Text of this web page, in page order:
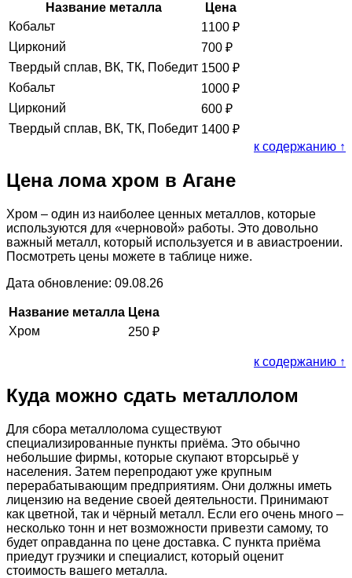
Название металла
Цена
Кобальт
1100 ₽
Цирконий
700 ₽
Твердый сплав, ВК, ТК, Победит 1500 ₽
Кобальт
1000 ₽
Цирконий
600 ₽
Твердый сплав, ВК, ТК, Победит 1400 ₽
к содержанию ↑
Цена лома хром в Агане
Хром – один из наиболее ценных металлов, которые
используются для «черновой» работы. Это довольно
важный металл, который используется и в авиастроении.
Посмотреть цены можете в таблице ниже.
Дата обновление: 09.08.26
Название металла Цена
Хром
250 ₽
к содержанию ↑
Куда можно сдать металлолом
Для сбора металлолома существуют
специализированные пункты приёма. Это обычно
небольшие фирмы, которые скупают вторсырьё у
населения. Затем перепродают уже крупным
перерабатывающим предприятиям. Они должны иметь
лицензию на ведение своей деятельности. Принимают
как цветной, так и чёрный металл. Если его очень много –
несколько тонн и нет возможности привезти самому, то
будет оправданна по цене доставка. С пункта приёма
приедут грузчики и специалист, который оценит
стоимость вашего металла.